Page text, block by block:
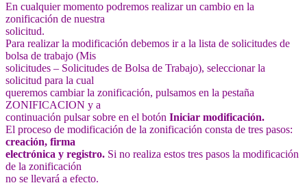
En cualquier momento podremos realizar un cambio en la
zonificación de nuestra
solicitud.
Para realizar la modificación debemos ir a la lista de solicitudes de
bolsa de trabajo (Mis
solicitudes – Solicitudes de Bolsa de Trabajo), seleccionar la
solicitud para la cual
queremos cambiar la zonificación, pulsamos en la pestaña
ZONIFICACION y a
continuación pulsar sobre en el botón Iniciar modificación.
El proceso de modificación de la zonificación consta de tres pasos:
creación, firma
electrónica y registro. Si no realiza estos tres pasos la modificación
de la zonificación
no se llevará a efecto.